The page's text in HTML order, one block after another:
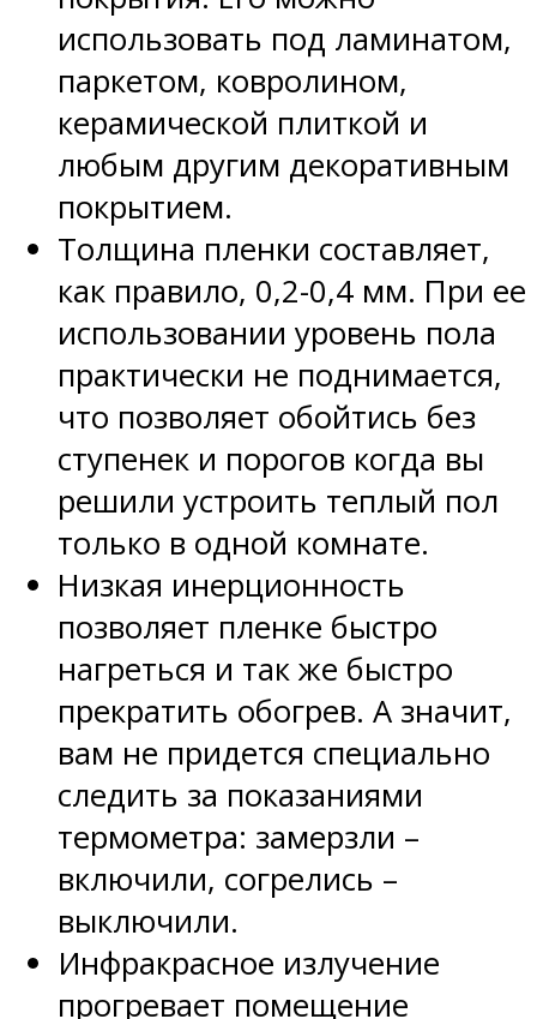
использовать под ламинатом,
паркетом, ковролином,
керамической плиткой и
любым другим декоративным
покрытием.
Толщина пленки составляет,
как правило, 0,2-0,4 мм. При ее
использовании уровень пола
практически не поднимается,
что позволяет обойтись без
ступенек и порогов когда вы
решили устроить теплый пол
только в одной комнате.
Низкая инерционность
позволяет пленке быстро
нагреться и так же быстро
прекратить обогрев. А значит,
вам не придется специально
следить за показаниями
термометра: замерзли –
включили, согрелись –
выключили.
Инфракрасное излучение
прогревает помещение